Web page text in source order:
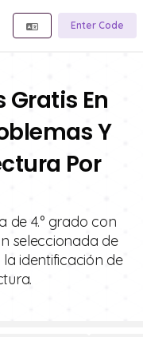
Enter Code
En
Y
Por
de 4.° grado con
seleccionada de
identificación de